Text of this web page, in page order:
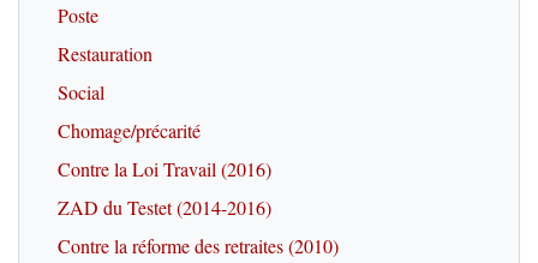
Poste
Restauration
Social
Chomage/précarité
Contre la Loi Travail (2016)
ZAD du Testet (2014-2016)
Contre la réforme des retraites (2010)